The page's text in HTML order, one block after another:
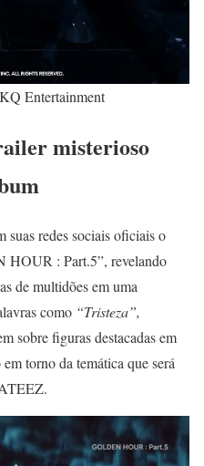
Entertainment
misterioso
redes sociais oficiais o
HOUR : Part.5”, revelando
de multidões em uma
como “Tristeza”,
sobre figuras destacadas em
torno da temática que será